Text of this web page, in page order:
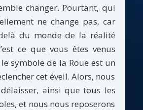
changer. Pourtant, qui
ne change pas, car
du monde de la réalité
ce que vous êtes venus
symbole de la Roue est un
cet éveil. Alors, nous
ainsi que tous les
et nous nous reposerons